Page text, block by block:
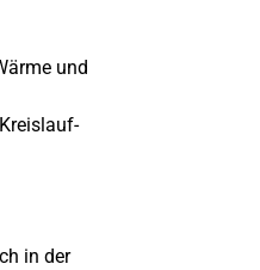
und
in der